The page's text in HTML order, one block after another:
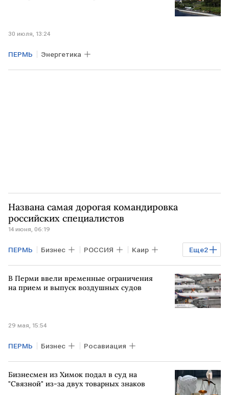
30 июля, 13:24
ПЕРМЬ Энергетика
Названа самая дорогая командировка
российских специалистов
14 июня, 06:19
Еще2
ПЕРМЬ Бизнес РОССИЯ Каир
МОСКВА OneTwoTrip
В Перми ввели временные ограничения
на прием и выпуск воздушных судов
29 мая, 15:54
ПЕРМЬ Бизнес Росавиация
Бизнесмен из Химок подал в суд на
"Связной" из-за двух товарных знаков